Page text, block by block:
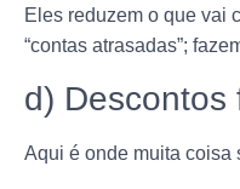
Eles reduzem o que vai
“contas atrasadas”;
d) Descontos
Aqui é onde muita coisa